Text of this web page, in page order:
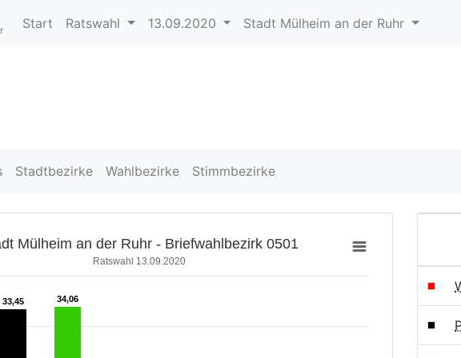
Start Ratswahl 13.09.2020 Stadt Mülheim an der Ruhr
Stadtbezirke Wahlbezirke Stimmbezirke
Mülheim an der Ruhr - Briefwahlbezirk 0501
Ratswahl 13.09.2020
33,45
33,45 34,06
34,06